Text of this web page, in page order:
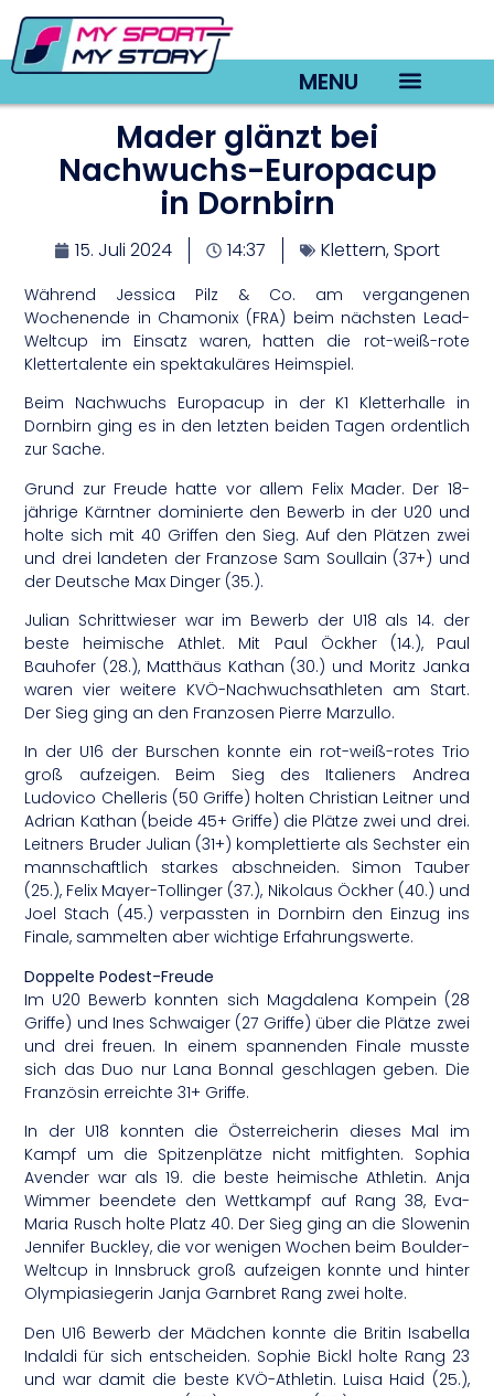
MENU
Mader glänzt bei
Nachwuchs-Europacup
in Dornbirn
15. Juli 2024 14:37 Klettern,Sport
Während Jessica Pilz & Co. am vergangenen
Wochenende in Chamonix (FRA) beim nächsten Lead-
Weltcup im Einsatz waren, hatten die rot-weiß-rote
Klettertalente ein spektakuläres Heimspiel.
Beim Nachwuchs Europacup in der K1 Kletterhalle in
Dornbirn ging es in den letzten beiden Tagen ordentlich
zur Sache.
Grund zur Freude hatte vor allem Felix Mader. Der 18-
jährige Kärntner dominierte den Bewerb in der U20 und
holte sich mit 40 Griffen den Sieg. Auf den Plätzen zwei
und drei landeten der Franzose Sam Soullain (37+) und
der Deutsche Max Dinger (35.).
Julian Schrittwieser war im Bewerb der U18 als 14. der
beste heimische Athlet. Mit Paul Öckher (14.), Paul
Bauhofer (28.), Matthäus Kathan (30.) und Moritz Janka
waren vier weitere KVÖ-Nachwuchsathleten am Start.
Der Sieg ging an den Franzosen Pierre Marzullo.
In der U16 der Burschen konnte ein rot-weiß-rotes Trio
groß aufzeigen. Beim Sieg des Italieners Andrea
Ludovico Chelleris (50 Griffe) holten Christian Leitner und
Adrian Kathan (beide 45+ Griffe) die Plätze zwei und drei.
Leitners Bruder Julian (31+) komplettierte als Sechster ein
mannschaftlich starkes abschneiden. Simon Tauber
(25.), Felix Mayer-Tollinger (37.), Nikolaus Öckher (40.) und
Joel Stach (45.) verpassten in Dornbirn den Einzug ins
Finale, sammelten aber wichtige Erfahrungswerte.
Doppelte Podest-Freude
Im U20 Bewerb konnten sich Magdalena Kompein (28
Griffe) und Ines Schwaiger (27 Griffe) über die Plätze zwei
und drei freuen. In einem spannenden Finale musste
sich das Duo nur Lana Bonnal geschlagen geben. Die
Französin erreichte 31+ Griffe.
In der U18 konnten die Österreicherin dieses Mal im
Kampf um die Spitzenplätze nicht mitfighten. Sophia
Avender war als 19. die beste heimische Athletin. Anja
Wimmer beendete den Wettkampf auf Rang 38, Eva-
Maria Rusch holte Platz 40. Der Sieg ging an die Slowenin
Jennifer Buckley, die vor wenigen Wochen beim Boulder-
Weltcup in Innsbruck groß aufzeigen konnte und hinter
Olympiasiegerin Janja Garnbret Rang zwei holte.
Den U16 Bewerb der Mädchen konnte die Britin Isabella
Indaldi für sich entscheiden. Sophie Bickl holte Rang 23
und war damit die beste KVÖ-Athletin. Luisa Haid (25.),